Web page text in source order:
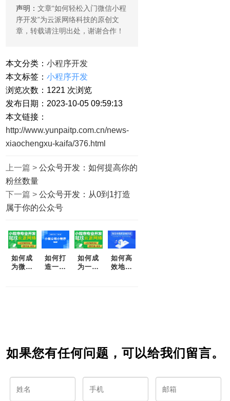
声明：文章“如何轻松入门微信小程
序开发”为云派网络科技的原创文
章，转载请注明出处，谢谢合作！
本文分类：小程序开发
本文标签：小程序开发
浏览次数： 1221 次浏览
发布日期：2023-10-05 09:59:13
本文链接：
http://www.yunpaitp.com.cn/news-
xiaochengxu-kaifa/376.html
上一篇 > 公众号开发：如何提高你的
粉丝数量
下一篇 > 公众号开发：从0到1打造
属于你的公众号
如何成
为微信
如何打
造一款
如何成
为一名
如何高
效地开
如果您有任何问题，可以给我们留言。